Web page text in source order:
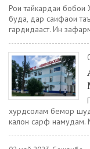
Роҳи тайкардаи
буда, дар саҳифаҳои
гардидааст. Ин
хурдсолам бемор
калон сарф намудам.